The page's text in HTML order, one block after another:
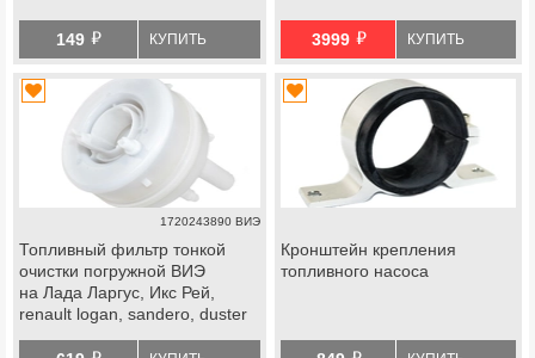
149 й КУПИТЬ 3999 й КУПИТЬ
1720243890 ВИЭ
Топливный фильтр тонкой
очистки погружной ВИЭ
на Лада Ларгус, Икс Рей,
renault logan, sandero, duster
Кронштейн крепления
топливного насоса